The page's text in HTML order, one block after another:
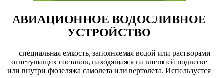
АВИАЦИОННОЕ ВОДОСЛИВНОЕ
УСТРОЙСТВО
— специальная емкость, заполняемая водой или растворами
огнетушащих составов, находящаяся на внешней подвеске
или внутри фюзеляжа самолета или вертолета. Используется